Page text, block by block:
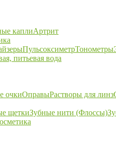
каплиАртрит
ПульсоксиметрТонометры
питьевая вода
очкиОправыРастворы для линз
щеткиЗубные нити (Флоссы)